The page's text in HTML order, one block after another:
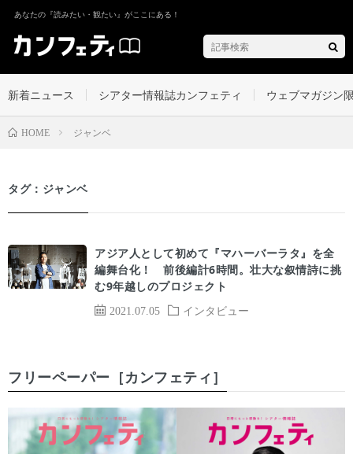
あなたの『読みたい・観たい』がここにある！
新着ニュース シアター情報誌カンフェティ ウェブマガジン
HOME ジャンベ
タグ：ジャンベ
2021.07.05 インタビュー
アジア人として初めて『マハーバーラタ』を全
編舞台化！ 前後編計6時間。壮大な叙情詩に挑
む9年越しのプロジェクト
フリーペーパー［カンフェティ］